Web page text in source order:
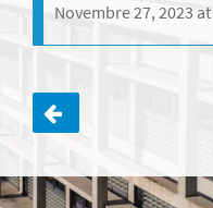
Novembre 27, 2023 at
Navigazione
articoli